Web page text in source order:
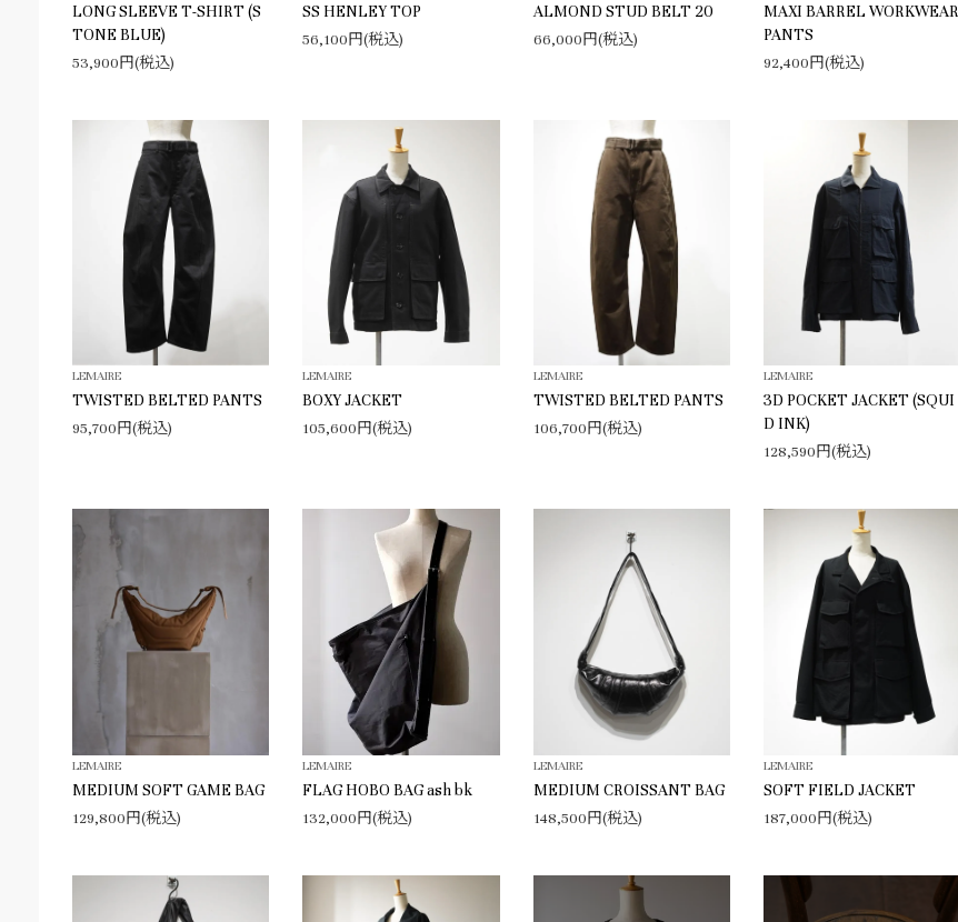
LONG SLEEVE T-SHIRT (S
TONE BLUE)
53,900円(税込)
SS HENLEY TOP
56,100円(税込)
ALMOND STUD BELT 20
66,000円(税込)
MAXI BARREL WORKWEAR
PANTS
92,400円(税込)
LEMAIRE
TWISTED BELTED PANTS
95,700円(税込)
LEMAIRE
BOXY JACKET
105,600円(税込)
LEMAIRE
TWISTED BELTED PANTS
106,700円(税込)
LEMAIRE
3D POCKET JACKET (SQUI
D INK)
128,590円(税込)
LEMAIRE
MEDIUM SOFT GAME BAG
129,800円(税込)
LEMAIRE
FLAG HOBO BAG ash bk
132,000円(税込)
LEMAIRE
MEDIUM CROISSANT BAG
148,500円(税込)
LEMAIRE
SOFT FIELD JACKET
187,000円(税込)